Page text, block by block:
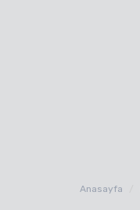
Anasayfa